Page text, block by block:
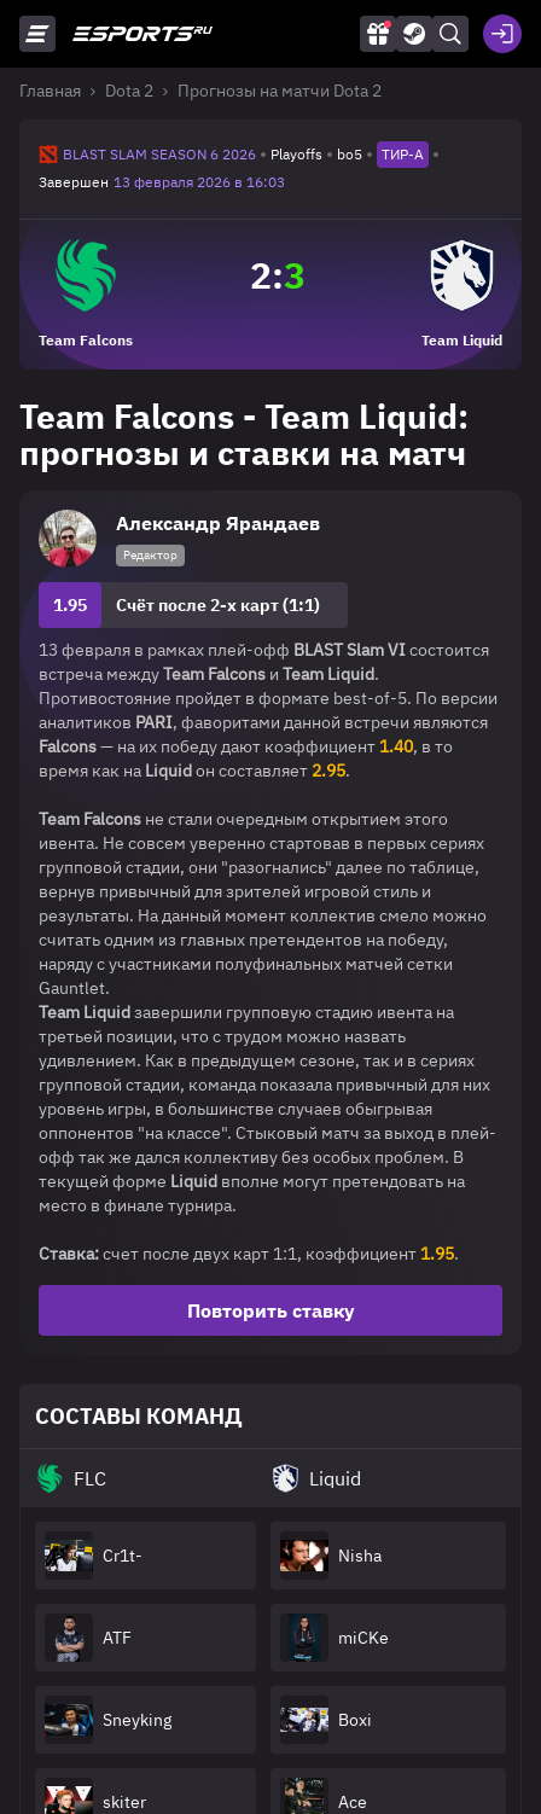
Главная Dota 2 Прогнозы на матчи Dota 2
BLAST SLAM SEASON 6 2026 Playoffs bo5
ТИР-A
Завершен 13 февраля 2026 в 16:03
Team Falcons
2:3
Team Liquid
Team Falcons - Team Liquid:
прогнозы и ставки на матч
Александр Ярандаев
Редактор
1.95 Счёт после 2-х карт (1:1)
13 февраля в рамках плей-офф BLAST Slam VIсостоится
встреча междуTeam Falcons и Team Liquid.
Противостояние пройдет в формате best-of-5. По версии
аналитиков PARI, фаворитами данной встречи являются
Falcons— на их победу дают коэффициент1.40, в то
время как на Liquidон составляет 2.95.
Team Falcons не стали очередным открытием этого
ивента. Не совсем уверенно стартовав в первых сериях
групповой стадии, они "разогнались" далее по таблице,
вернув привычный для зрителей игровой стиль и
результаты. На данный момент коллектив смело можно
считать одним из главных претендентов на победу,
наряду с участниками полуфинальных матчей сетки
Gauntlet.
Team Liquidзавершили групповую стадию ивента на
третьей позиции, что с трудом можно назвать
удивлением. Как в предыдущем сезоне, так и в сериях
групповой стадии, команда показала привычный для них
уровень игры, в большинстве случаев обыгрывая
оппонентов "на классе". Стыковый матч за выход в плей-
офф так же дался коллективу без особых проблем. В
текущей форме Liquid вполне могут претендовать на
место в финале турнира.
Ставка:счет после двух карт 1:1, коэффициент1.95.
Повторить ставку
СОСТАВЫ КОМАНД
FLC
Cr1t-
ATF
Sneyking
skiter
Liquid
Nisha
miCKe
Boxi
Ace